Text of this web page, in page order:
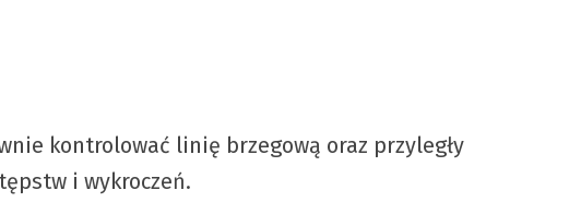
kontrolować linię brzegową oraz przyległy
i wykroczeń.